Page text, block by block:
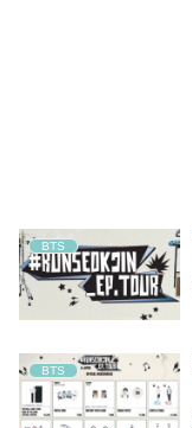
BTS
BTS